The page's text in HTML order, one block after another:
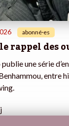
abonné·es
rappel des
une série
entre